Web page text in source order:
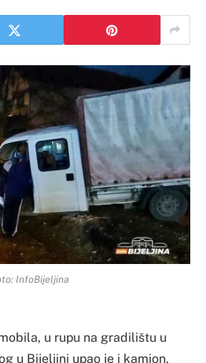
InfoBijeljina
u rupu na gradilištu u
u Bijeljini upao je i kamion,